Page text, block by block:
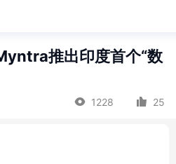
推出印度首个“数
1228 25